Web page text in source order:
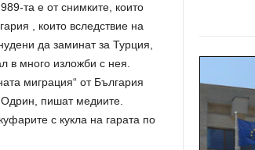
та е от снимките, които
, които вследствие на
да заминат за Турция,
в много изложби с нея.
миграция“ от България
Одрин, пишат медиите.
с кукла на гарата по